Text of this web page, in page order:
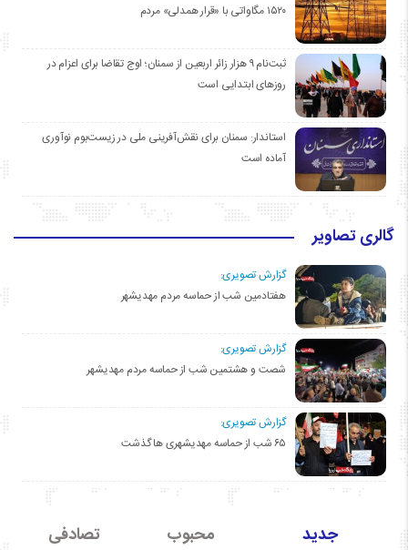
۱۵۲۰ مگاواتی با «قرار همدلی» مردم
ثبت‌نام ۹ هزار زائر اربعین از سمنان؛ اوج تقاضا برای اعزام در
روزهای ابتدایی است
استاندار: سمنان برای نقش‌آفرینی ملی در زیست‌بوم نوآوری
آماده است
گالری تصاویر
گزارش تصویری:
هفتادمین شب از حماسه مردم مهدیشهر
گزارش تصویری:
شصت و هشتمین شب از حماسه مردم مهدیشهر
گزارش تصویری:
۶۵ شب از حماسه مهدیشهری ها گذشت
جدید محبوب تصادفی